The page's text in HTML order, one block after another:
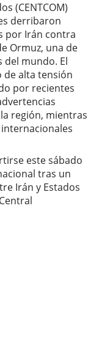
(CENTCOM)
derribaron
por Irán contra
Ormuz, una de
del mundo. El
de alta tensión
por recientes
región, mientras
este sábado
tras un
Irán y Estados